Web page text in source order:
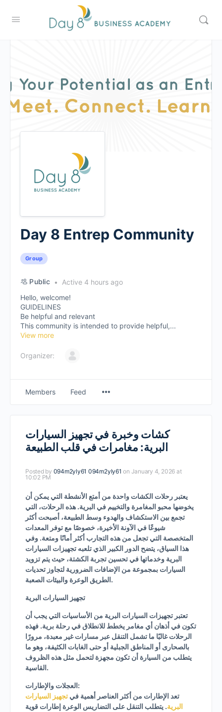
Day 8 Entrep Community
Group
Public
Active 4 hours ago
Hello, welcome!
GUIDELINES
Be helpful and relevant
This community is intended to provide helpful,...
View more
Organizer:
Members Feed
كشات وخبرة في تجهيز السيارات
البرية: مغامرات في قلب الطبيعة
Posted by 094m2yly61 094m2yly61 on January 4, 2026 at
10:02 PM
يعتبر رحلات الكشات واحدة من أمتع الأنشطة التي يمكن أن
يخوضها محبو المغامرة والتخييم في البرية. هذه الرحلات، التي
تجمع بين الاستكشاف والهدوء وسط الطبيعة، أصبحت أكثر
شيوعًا في الآونة الأخيرة، خصوصًا مع توفر المعدات
المتخصصة التي تجعل من هذه التجارب أكثر أمانًا ومتعة. وفي
هذا السياق، يتضح الدور الكبير الذي تلعبه تجهيزات السيارات
البرية وخدماتها في تحسين تجربة الكشتة، حيث يتم تزويد
السيارات بمجموعة من الإضافات الضرورية لتجاوز تحديات
الطريق الوعرة والبيئات الصعبة.
تجهيز السيارات البرية
تعتبر تجهيزات السيارات البرية من الأساسيات التي يجب أن
تكون في أذهان أي مغامر يخطط للانطلاق في رحلة برية. فهذه
الرحلات غالبًا ما تشمل التنقل عبر مسارات غير معبدة، مرورًا
بالصحارى أو المناطق الجبلية أو حتى الغابات الكثيفة، وهو ما
يتطلب من السيارة أن تكون مجهزة لتحمل مثل هذه الظروف
القاسية.
العجلات والإطارات:
تعد الإطارات من أكثر العناصر أهمية في تجهيز السيارات
البرية. يتطلب التنقل على التضاريس الوعرة إطارات قوية